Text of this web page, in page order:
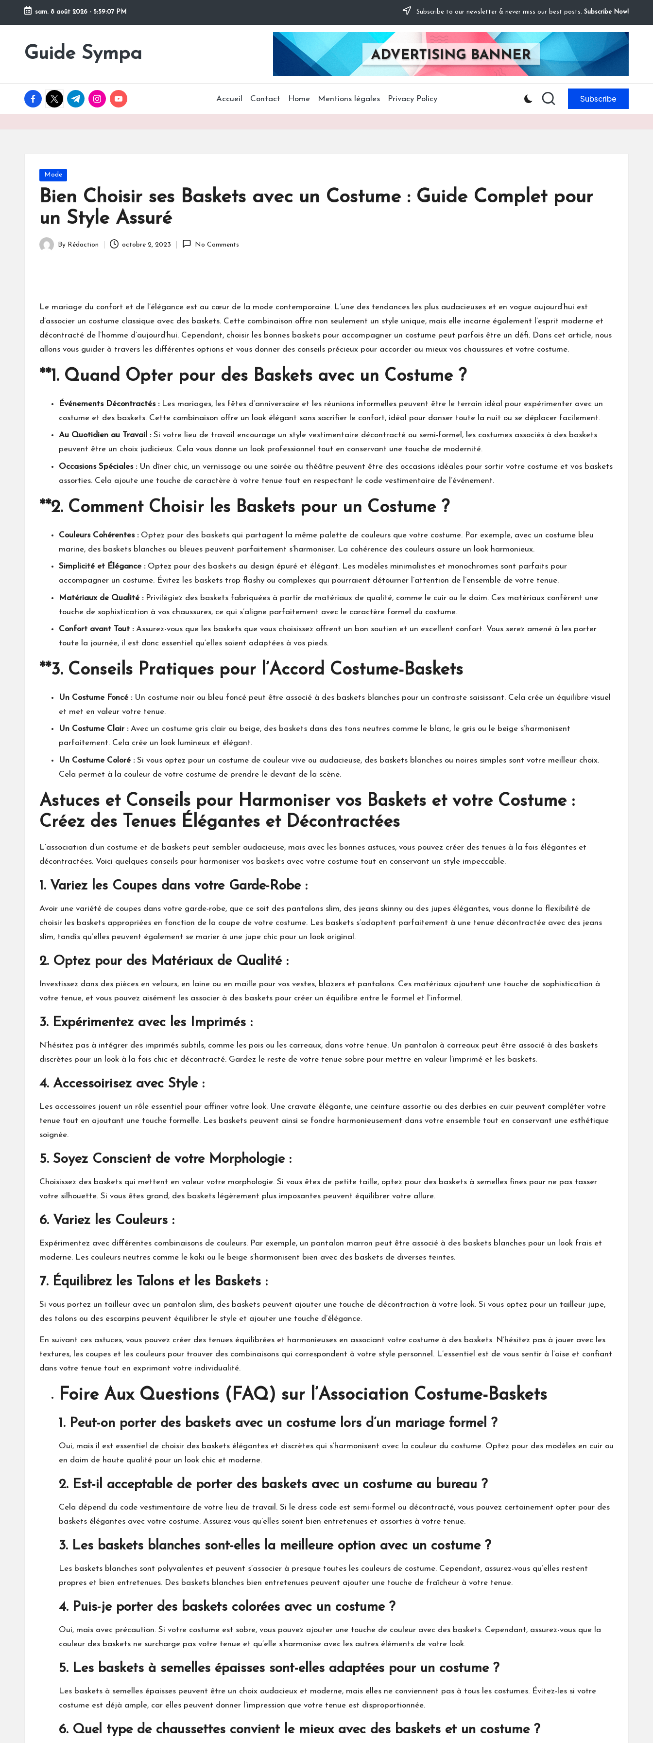
Skip
content
sam. 8 août 2026 - 5:59:08 PM Subscribe to our newsletter & never miss our best posts. Subscribe Now!
Guide Sympa
Conseils,
bons
plans
sympa
facebook.com
twitter.com
t.me instagram.com
youtube.com Accueil Contact Home Mentions légales Privacy Policy Subscribe
Posted
in
Mode
Bien Choisir ses Baskets avec un Costume : Guide Complet pour
un Style Assuré
Posted
By Rédaction octobre 2, 2023 No Comments
Le mariage du confort et de l’élégance est au cœur de la mode contemporaine. L’une des tendances les plus audacieuses et en vogue aujourd’hui est
d’associer un costume classique avec des baskets. Cette combinaison offre non seulement un style unique, mais elle incarne également l’esprit moderne et
décontracté de l’homme d’aujourd’hui. Cependant, choisir les bonnes baskets pour accompagner un costume peut parfois être un défi. Dans cet article, nous
allons vous guider à travers les différentes options et vous donner des conseils précieux pour accorder au mieux vos chaussures et votre costume.
**1. Quand Opter pour des Baskets avec un Costume ?
Événements Décontractés :Les mariages, les fêtes d’anniversaire et les réunions informelles peuvent être le terrain idéal pour expérimenter avec un
costume et des baskets. Cette combinaison offre un look élégant sans sacrifier le confort, idéal pour danser toute la nuit ou se déplacer facilement.
Au Quotidien au Travail :Si votre lieu de travail encourage un style vestimentaire décontracté ou semi-formel, les costumes associés à des baskets
peuvent être un choix judicieux. Cela vous donne un look professionnel tout en conservant une touche de modernité.
Occasions Spéciales :Un dîner chic, un vernissage ou une soirée au théâtre peuvent être des occasions idéales pour sortir votre costume et vos baskets
assorties. Cela ajoute une touche de caractère à votre tenue tout en respectant le code vestimentaire de l’événement.
**2. Comment Choisir les Baskets pour un Costume ?
Couleurs Cohérentes :Optez pour des baskets qui partagent la même palette de couleurs que votre costume. Par exemple, avec un costume bleu
marine, des baskets blanches ou bleues peuvent parfaitement s’harmoniser. La cohérence des couleurs assure un look harmonieux.
Simplicité et Élégance :Optez pour des baskets au design épuré et élégant. Les modèles minimalistes et monochromes sont parfaits pour
accompagner un costume. Évitez les baskets trop flashy ou complexes qui pourraient détourner l’attention de l’ensemble de votre tenue.
Matériaux de Qualité :Privilégiez des baskets fabriquées à partir de matériaux de qualité, comme le cuir ou le daim. Ces matériaux confèrent une
touche de sophistication à vos chaussures, ce qui s’aligne parfaitement avec le caractère formel du costume.
Confort avant Tout :Assurez-vous que les baskets que vous choisissez offrent un bon soutien et un excellent confort. Vous serez amené à les porter
toute la journée, il est donc essentiel qu’elles soient adaptées à vos pieds.
**3. Conseils Pratiques pour l’Accord Costume-Baskets
Un Costume Foncé :Un costume noir ou bleu foncé peut être associé à des baskets blanches pour un contraste saisissant. Cela crée un équilibre visuel
et met en valeur votre tenue.
Un Costume Clair :Avec un costume gris clair ou beige, des baskets dans des tons neutres comme le blanc, le gris ou le beige s’harmonisent
parfaitement. Cela crée un look lumineux et élégant.
Un Costume Coloré :Si vous optez pour un costume de couleur vive ou audacieuse, des baskets blanches ou noires simples sont votre meilleur choix.
Cela permet à la couleur de votre costume de prendre le devant de la scène.
Astuces et Conseils pour Harmoniser vos Baskets et votre Costume :
Créez des Tenues Élégantes et Décontractées
L’association d’un costume et de baskets peut sembler audacieuse, mais avec les bonnes astuces, vous pouvez créer des tenues à la fois élégantes et
décontractées. Voici quelques conseils pour harmoniser vos baskets avec votre costume tout en conservant un style impeccable.
1. Variez les Coupes dans votre Garde-Robe :
Avoir une variété de coupes dans votre garde-robe, que ce soit des pantalons slim, des jeans skinny ou des jupes élégantes, vous donne la flexibilité de
choisir les baskets appropriées en fonction de la coupe de votre costume. Les baskets s’adaptent parfaitement à une tenue décontractée avec des jeans
slim, tandis qu’elles peuvent également se marier à une jupe chic pour un look original.
2. Optez pour des Matériaux de Qualité :
Investissez dans des pièces en velours, en laine ou en maille pour vos vestes, blazers et pantalons. Ces matériaux ajoutent une touche de sophistication à
votre tenue, et vous pouvez aisément les associer à des baskets pour créer un équilibre entre le formel et l’informel.
3. Expérimentez avec les Imprimés :
N’hésitez pas à intégrer des imprimés subtils, comme les pois ou les carreaux, dans votre tenue. Un pantalon à carreaux peut être associé à des baskets
discrètes pour un look à la fois chic et décontracté. Gardez le reste de votre tenue sobre pour mettre en valeur l’imprimé et les baskets.
4. Accessoirisez avec Style :
Les accessoires jouent un rôle essentiel pour affiner votre look. Une cravate élégante, une ceinture assortie ou des derbies en cuir peuvent compléter votre
tenue tout en ajoutant une touche formelle. Les baskets peuvent ainsi se fondre harmonieusement dans votre ensemble tout en conservant une esthétique
soignée.
5. Soyez Conscient de votre Morphologie :
Choisissez des baskets qui mettent en valeur votre morphologie. Si vous êtes de petite taille, optez pour des baskets à semelles fines pour ne pas tasser
votre silhouette. Si vous êtes grand, des baskets légèrement plus imposantes peuvent équilibrer votre allure.
6. Variez les Couleurs :
Expérimentez avec différentes combinaisons de couleurs. Par exemple, un pantalon marron peut être associé à des baskets blanches pour un look frais et
moderne. Les couleurs neutres comme le kaki ou le beige s’harmonisent bien avec des baskets de diverses teintes.
7. Équilibrez les Talons et les Baskets :
Si vous portez un tailleur avec un pantalon slim, des baskets peuvent ajouter une touche de décontraction à votre look. Si vous optez pour un tailleur jupe,
des talons ou des escarpins peuvent équilibrer le style et ajouter une touche d’élégance.
En suivant ces astuces, vous pouvez créer des tenues équilibrées et harmonieuses en associant votre costume à des baskets. N’hésitez pas à jouer avec les
textures, les coupes et les couleurs pour trouver des combinaisons qui correspondent à votre style personnel. L’essentiel est de vous sentir à l’aise et confiant
dans votre tenue tout en exprimant votre individualité.
Foire Aux Questions (FAQ) sur l’Association Costume-Baskets
1. Peut-on porter des baskets avec un costume lors d’un mariage formel ?
Oui, mais il est essentiel de choisir des baskets élégantes et discrètes qui s’harmonisent avec la couleur du costume. Optez pour des modèles en cuir ou
en daim de haute qualité pour un look chic et moderne.
2. Est-il acceptable de porter des baskets avec un costume au bureau ?
Cela dépend du code vestimentaire de votre lieu de travail. Si le dress code est semi-formel ou décontracté, vous pouvez certainement opter pour des
baskets élégantes avec votre costume. Assurez-vous qu’elles soient bien entretenues et assorties à votre tenue.
3. Les baskets blanches sont-elles la meilleure option avec un costume ?
Les baskets blanches sont polyvalentes et peuvent s’associer à presque toutes les couleurs de costume. Cependant, assurez-vous qu’elles restent
propres et bien entretenues. Des baskets blanches bien entretenues peuvent ajouter une touche de fraîcheur à votre tenue.
4. Puis-je porter des baskets colorées avec un costume ?
Oui, mais avec précaution. Si votre costume est sobre, vous pouvez ajouter une touche de couleur avec des baskets. Cependant, assurez-vous que la
couleur des baskets ne surcharge pas votre tenue et qu’elle s’harmonise avec les autres éléments de votre look.
5. Les baskets à semelles épaisses sont-elles adaptées pour un costume ?
Les baskets à semelles épaisses peuvent être un choix audacieux et moderne, mais elles ne conviennent pas à tous les costumes. Évitez-les si votre
costume est déjà ample, car elles peuvent donner l’impression que votre tenue est disproportionnée.
6. Quel type de chaussettes convient le mieux avec des baskets et un costume ?